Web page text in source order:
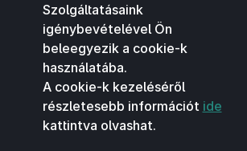
2018. 01. 05.
2018. 01. 01.
2017. 12. 20.
2017. 11. 01.
2017. 04. 11.
2017. 03. 18.
2016. 12. 29.
2016. 09. 01.
2016. 08. 31. 23:00
2016. 04. 30.
2016. 01. 01.
2015.
2015. 12. 10.
2015. 11. 01.
Szolgáltatásaink
igénybevételével Ön
beleegyezik a cookie-k
használatába.
A cookie-k kezeléséről
részletesebb információt ide
kattintva olvashat.